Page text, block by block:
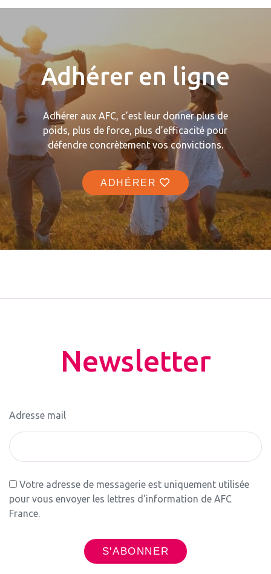
Adhérer en ligne
Adhérer aux AFC, c’est leur donner plus de
poids, plus de force, plus d’efficacité pour
défendre concrètement vos convictions.
ADHÉRER
Newsletter
Adresse mail
Votre adresse de messagerie est uniquement utilisée
pour vous envoyer les lettres d'information de AFC
France.